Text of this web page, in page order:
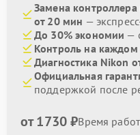
Замена
от 20 мин —
До 30% экономии —
Контроль на каждом
Диагностика Nikon
Официальная
поддержкой после
от 1730 ₽Время